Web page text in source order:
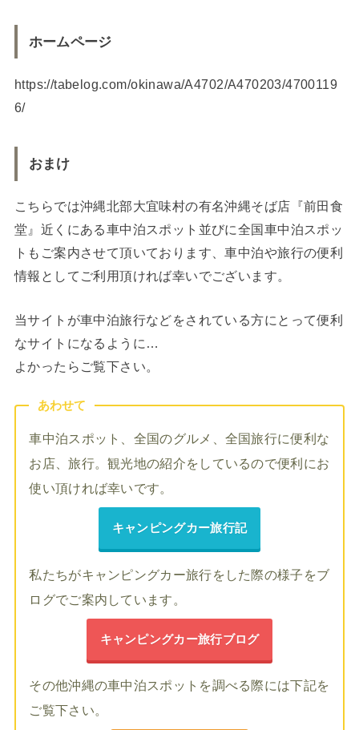
ホームページ
https://tabelog.com/okinawa/A4702/A470203/4700119
6/
おまけ
こちらでは沖縄北部大宜味村の有名沖縄そば店『前田食
堂』近くにある車中泊スポット並びに全国車中泊スポッ
トもご案内させて頂いております、車中泊や旅行の便利
情報としてご利用頂ければ幸いでございます。
当サイトが車中泊旅行などをされている方にとって便利
なサイトになるように…
よかったらご覧下さい。
あわせて
車中泊スポット、全国のグルメ、全国旅行に便利な
お店、旅行。観光地の紹介をしているので便利にお
使い頂ければ幸いです。
キャンピングカー旅行記
私たちがキャンピングカー旅行をした際の様子をブ
ログでご案内しています。
キャンピングカー旅行ブログ
その他沖縄の車中泊スポットを調べる際には下記を
ご覧下さい。